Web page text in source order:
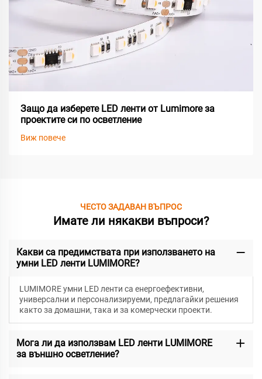
Защо да изберете LED ленти от Lumimore за
проектите си по осветление
Виж повече
ЧЕСТО ЗАДАВАН ВЪПРОС
Имате ли някакви въпроси?
Какви са предимствата при използването на
умни LED ленти LUMIMORE?
LUMIMORE умни LED ленти са енергоефективни,
универсални и персонализируеми, предлагайки решения
както за домашни, така и за комерчески проекти.
Мога ли да използвам LED ленти LUMIMORE
за външно осветление?